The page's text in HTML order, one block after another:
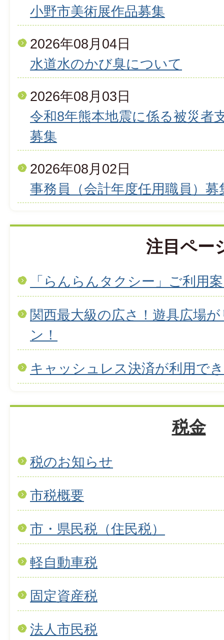
小野市美術展作品募集
2026年08月04日
水道水のかび臭について
2026年08月03日
令和8年熊本地震に係る被災者
募集
2026年08月02日
事務員（会計年度任用職員）募
注目ペー
「らんらんタクシー」ご利用
関西最大級の広さ！遊具広場
ン！
キャッシュレス決済が利用で
税金
税のお知らせ
市税概要
市・県民税（住民税）
軽自動車税
固定資産税
法人市民税